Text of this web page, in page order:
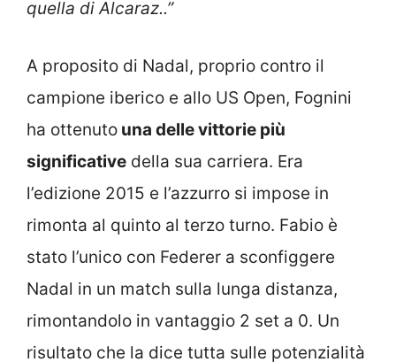
quella di Alcaraz..”
A proposito di Nadal, proprio contro il
campione iberico e allo US Open, Fognini
ha ottenuto una delle vittorie più
significative della sua carriera. Era
l’edizione 2015 e l’azzurro si impose in
rimonta al quinto al terzo turno. Fabio è
stato l’unico con Federer a sconfiggere
Nadal in un match sulla lunga distanza,
rimontandolo in vantaggio 2 set a 0. Un
risultato che la dice tutta sulle potenzialità